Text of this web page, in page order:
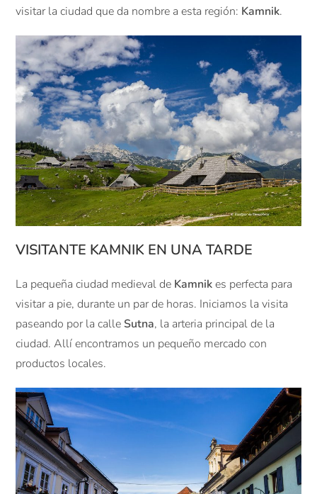
visitar la ciudad que da nombre a esta región: Kamnik.
VISITANTE KAMNIK EN UNA TARDE
La pequeña ciudad medieval de Kamnik es perfecta para
visitar a pie, durante un parde horas. Iniciamos la visita
paseando por la calle Sutna, la arteria principal de la
ciudad. Allí encontramos un pequeño mercado con
productos locales.